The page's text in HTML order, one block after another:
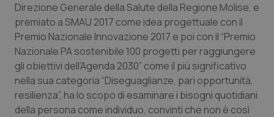
Veneto
Oncoematologia
Oncologia & Nutrizione
Psoriasi & pelle
Quotidiano Cardiologia
Direzione Generale della Salute della Regione Molise, e
premiato a SMAU 2017 come idea progettuale con il
Premio Nazionale Innovazione 2017 e poi con il “Premio
Nazionale PA sostenibile 100 progetti per raggiungere
gli obiettivi dell’Agenda 2030” come il più significativo
nella sua categoria “Diseguaglianze, pari opportunità,
resilienza”, ha lo scopo di esaminare i bisogni quotidiani
della persona come individuo, convinti che non è così